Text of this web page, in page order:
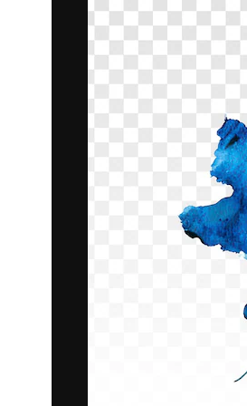
La piattaforma
creativi,